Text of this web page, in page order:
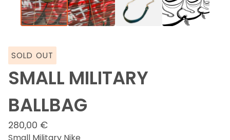
SOLD OUT
SMALL MILITARY
BALLBAG
280,00 €